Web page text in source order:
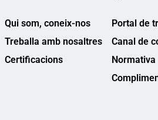
Qui som, coneix-nos
Treballa amb nosaltres
Certificacions
Portal de
Canal de
Normativa